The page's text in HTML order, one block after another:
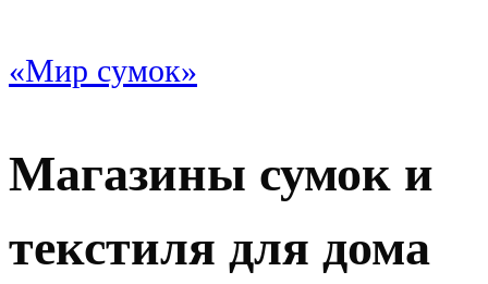
«Мир сумок»
Магазины сумок и
текстиля для дома